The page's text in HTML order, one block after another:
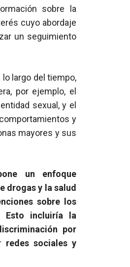
sobre la
cuyo abordaje
un seguimiento
largo del tiempo,
por ejemplo, el
sexual, y el
y
mayores y sus
un enfoque
drogas y la salud
sobre los
Esto incluiría la
por
redes sociales y